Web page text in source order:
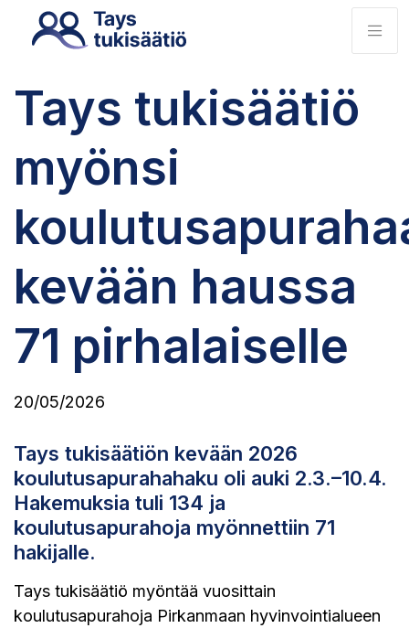
Tays tukisäätiö
myönsi
kevään haussa
71 pirhalaiselle
20/05/2026
Tays tukisäätiön kevään 2026
koulutusapurahahaku oli auki 2.3.–10.4.
Hakemuksia tuli 134 ja
koulutusapurahoja myönnettiin 71
hakijalle.
Tays tukisäätiö myöntää vuosittain
koulutusapurahoja Pirkanmaan hyvinvointialueen